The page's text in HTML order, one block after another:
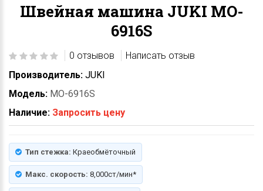
Швейная машина JUKI MO-
6916S
0 отзывов
Написать отзыв
Производитель: JUKI
Модель: MO-6916S
Наличие: Запросить цену
Тип стежка: Краеобмёточный
Макс. скорость: 8,000ст/мин*